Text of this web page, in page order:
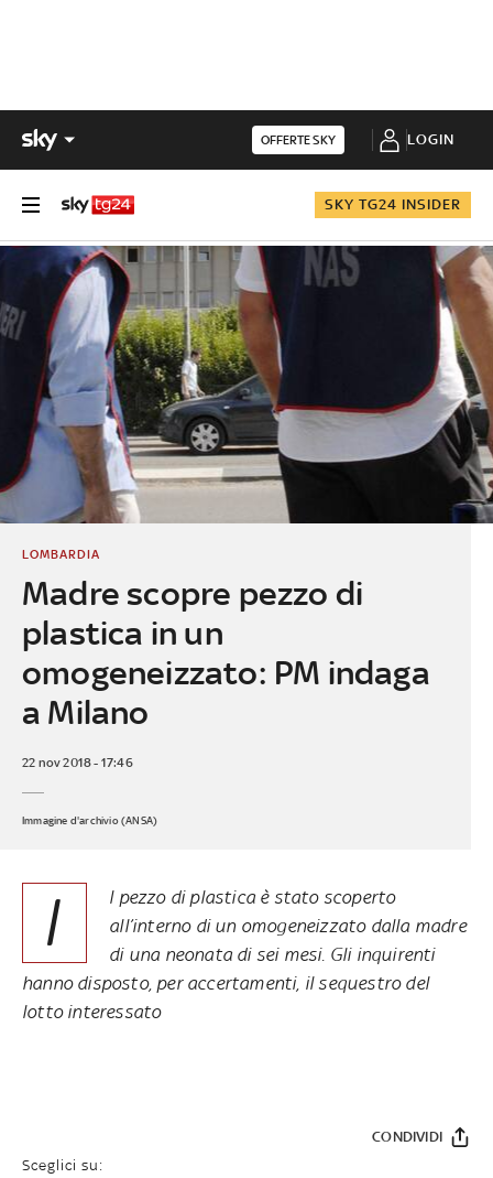
OFFERTE SKY LOGIN
SKY TG24 INSIDER
Madre scopre pezzo di
plastica in un
omogeneizzato: PM indaga
a Milano
LOMBARDIA
22 nov 2018 - 17:46
Immagine d'archivio (ANSA)
I
l pezzo di plastica è stato scoperto
all’interno di un omogeneizzato dalla madre
di una neonata di sei mesi. Gli inquirenti
hanno disposto, per accertamenti, il sequestro del
lotto interessato
Sceglici su:
CONDIVIDI